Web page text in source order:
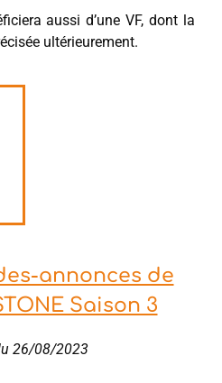
aussi d’une VF, dont la
ultérieurement.
annonces de
Saison 3
26/08/2023